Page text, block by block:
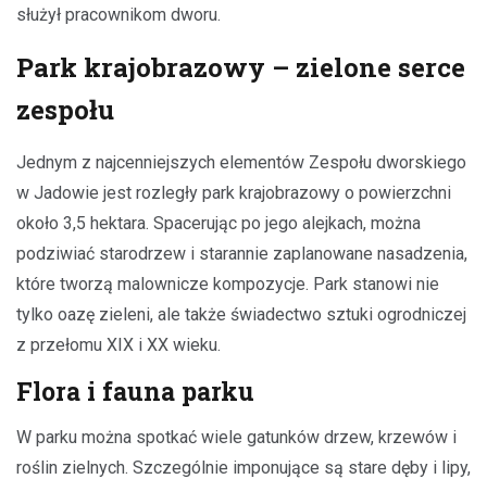
służył pracownikom dworu.
Park krajobrazowy – zielone serce
zespołu
Jednym z najcenniejszych elementów Zespołu dworskiego
w Jadowie jest rozległy park krajobrazowy o powierzchni
około 3,5 hektara. Spacerując po jego alejkach, można
podziwiać starodrzew i starannie zaplanowane nasadzenia,
które tworzą malownicze kompozycje. Park stanowi nie
tylko oazę zieleni, ale także świadectwo sztuki ogrodniczej
z przełomu XIX i XX wieku.
Flora i fauna parku
W parku można spotkać wiele gatunków drzew, krzewów i
roślin zielnych. Szczególnie imponujące są stare dęby i lipy,